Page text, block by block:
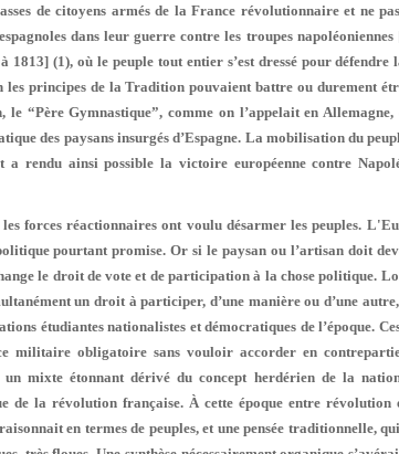
de cito­yens armés de la France révolutionnaire et ne
dans leur guerre contre les troupes napoléoniennes
1813] (1), où le peuple tout entier s’est dressé pour
les principes de la Tradition pouvaient battre ou durement
“Père Gymnastique”, comme on l’appelait en Allemagne,
des paysans insurgés d’Espagne. La mobi­lisation du
a rendu ainsi possible la victoire européenne contre
forces réactionnaires ont voulu désarmer les peuples.
pourtant promise. Or si le paysan ou l’artisan doit
le droit de vote et de participation à la chose politique.
un droit à participer, d’une manière ou d’une
étudiantes nationalistes et dé­mocratiques de l’époque.
militaire obligatoire sans vouloir accorder en
mixte étonnant dérivé du concept herdérien de la nation
de la révolution française. À cette époque entre
en ter­mes de peuples, et une pensée traditionnelle,